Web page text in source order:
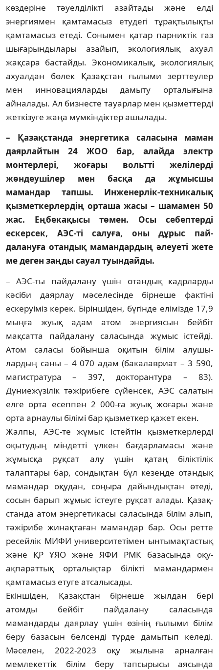
көздеріне тәуелділікті азайтады және елді
энергиямен қамтамасыз етудегі тұрақтылықты
қамтамасыз етеді. Сонымен қатар парниктік газ
шығарындылары азайып, экологиялық ахуал
жақсара бастайды. Экономикалық, экологиялық
ахуалдан бөлек Қазақстан ғылыми зерт­теулер
мен инновацияларды дамыту орта­лы­ғына
айналады. Ал бизнесте тауарлар мен қызметтерді
жеткізуге жаңа мүмкін­діктер ашылады.
– Қазақстанда энергетика саласына маман
даярлайтын 24 ЖОО бар, алайда электр
монтерлері, жоғары вольтті желі­лерді
жөндеушілер мен басқа да жұмысшы
мамандар тапшы. Инже­нерлік-техникалық
қызметкер­лердің орташа жасы – шамамен 50
жас. Еңбек­ақысы төмен. Осы себептерді
ескерсек, АЭС-ті салуға, оны дұрыс пай­
далануға отандық мамандардың әлеуеті жете
ме деген заңды сауал туындайды.
– АЭС-ты пайдалану үшін отандық кадр­ларды
кәсіби даярлау мәселесінде бірнеше фактіні
ескеруіміз керек. Бір­іншіден, бүгінде елімізде 17,9
мыңға жуық адам атом энергиясын бейбіт
мақсатта пайдалану саласында жұмыс істейді.
Атом саласы бойынша оқитын білім алушы­
лардың саны – 4 070 адам (бакалавриат – 3 590,
магистратура – 397, докторантура – 83).
Дүниежүзілік тәжірибеге сүйенсек, АЭС салатын
елге орта есеппен 2 000-ға жуық жоғары және
орта арнаулы білімі бар қызметкер қажет екен.
Жалпы, АЭС-те жұмыс істейтін қыз­меткерлерді
оқытудың міндетті үлкен бағ­дарламасы және
жұмысқа рұқсат алу үшін қатаң біліктілік
талаптары бар, сон­дықтан бұл кезеңде отандық
мамандар оқудан, соңыра дайындықтан өтеді,
сосын барып жұмыс істеуге рұқсат алады. Қазақ­
станда атом энергетикасы саласында білім алып,
тәжірибе жинақтаған мамандар бар. Осы ретте
ресейлік MИФИ университетімен ынтымақтастық
және ҚР ҰЯО және ЯФИ РМК базасында оқу-
ақпараттық орталық­тар білікті мамандармен
қамтамасыз етуге атсалысады.
Екіншіден, Қазақстан бірнеше жылдан бері
атомды бейбіт пайдалану саласында
мамандарды даярлау үшін өзінің ғылыми білім
беру базасын белсенді түрде дамытып келеді.
Мәселен, 2022-2023 оқу жылына арналған
мемлекеттік білім беру тапсыры­сы аясында